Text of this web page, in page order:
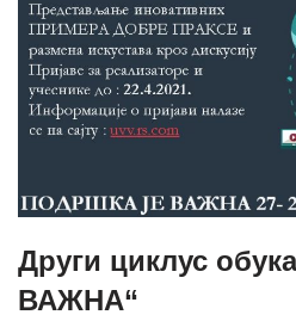
Други циклус
ВАЖНА“